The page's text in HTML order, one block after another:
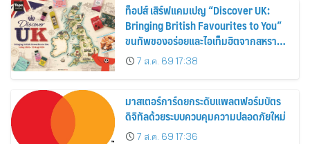
ท็อปส์ เสิร์ฟแคมเปญ “Discover UK:
Bringing British Favourites to You”
ขนทัพของอร่อยและไอเท็มฮิตจากสหราช
อาณาจักร ส่งตรงถึงมือตั้งแต่วันนี้ – 18
สิงหาคมนี้
7 ส.ค. 69 17:38
มาสเตอร์การ์ดยกระดับแพลตฟอร์มบัตร
ดิจิทัลด้วยระบบควบคุมความปลอดภัยใหม่
7 ส.ค. 69 17:36